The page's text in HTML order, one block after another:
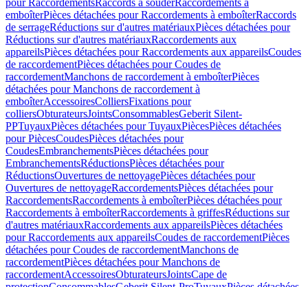
pour RaccordementsRaccords à souderRaccordements à
emboîterPièces détachées pour Raccordements à emboîterRaccords
de serrageRéductions sur d'autres matériauxPièces détachées pour
Réductions sur d'autres matériauxRaccordements aux
appareilsPièces détachées pour Raccordements aux appareilsCoudes
de raccordementPièces détachées pour Coudes de
raccordementManchons de raccordement à emboîterPièces
détachées pour Manchons de raccordement à
emboîterAccessoiresColliersFixations pour
colliersObturateursJointsConsommablesGeberit Silent-
PPTuyauxPièces détachées pour TuyauxPiècesPièces détachées
pour PiècesCoudesPièces détachées pour
CoudesEmbranchementsPièces détachées pour
EmbranchementsRéductionsPièces détachées pour
RéductionsOuvertures de nettoyagePièces détachées pour
Ouvertures de nettoyageRaccordementsPièces détachées pour
RaccordementsRaccordements à emboîterPièces détachées pour
Raccordements à emboîterRaccordements à griffesRéductions sur
d'autres matériauxRaccordements aux appareilsPièces détachées
pour Raccordements aux appareilsCoudes de raccordementPièces
détachées pour Coudes de raccordementManchons de
raccordementPièces détachées pour Manchons de
raccordementAccessoiresObturateursJointsCape de